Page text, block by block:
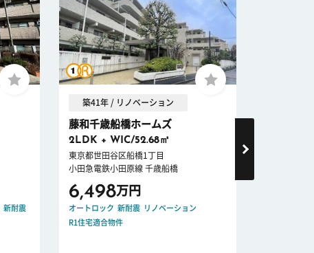
新耐震
築41年 / リノベーション
藤和千歳船橋ホームズ
2LDK + WIC/52.68㎡
東京都世田谷区船橋1丁目
小田急電鉄小田原線 千歳船橋
6,498万円
オートロック 新耐震
リノベーション
R1住宅適合物件